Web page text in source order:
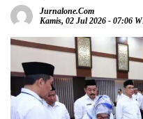
Jurnalone.com
Kamis, 02 Jul 2026 - 07:06